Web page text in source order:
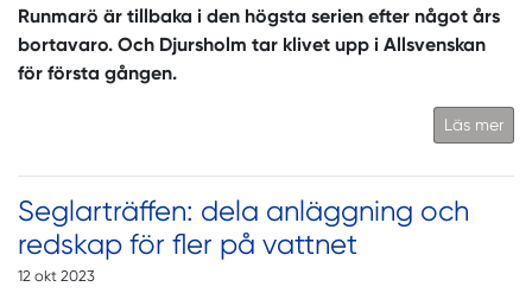
Runmarö är tillbaka i den högsta serien efter något års
bortavaro. Och Djursholm tar klivet upp i Allsvenskan
för första gången.
Läs mer
Seglarträffen: dela anläggning och
redskap för fler på vattnet
12 okt 2023